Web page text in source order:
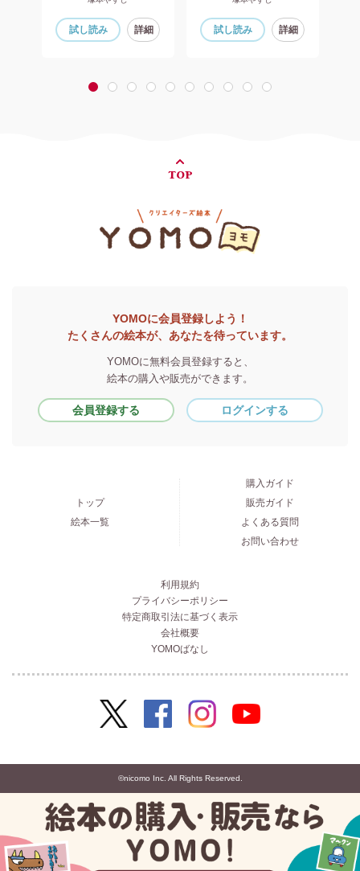
試し読み 詳細 試し読み 詳細
1 2 3 4 5 6 7 8 9 10
TOP
YOMOに会員登録しよう！
たくさんの絵本が、あなたを待っています。
YOMOに無料会員登録すると、
絵本の購入や販売ができます。
会員登録する ログインする
トップ
絵本一覧
購入ガイド
販売ガイド
よくある質問
お問い合わせ
利用規約
プライバシーポリシー
特定商取引法に基づく表示
会社概要
YOMOばなし
©nicomo Inc. All Rights Reserved.